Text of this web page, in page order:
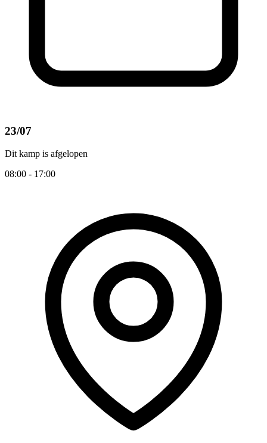
23/07
Dit kamp is afgelopen
08:00 - 17:00